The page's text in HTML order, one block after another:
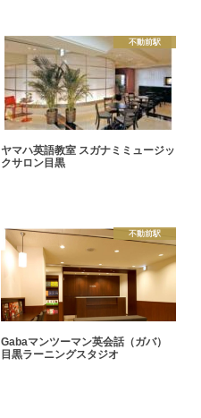
不動前駅
ヤマハ英語教室 スガナミミュージッ
クサロン目黒
不動前駅
Gabaマンツーマン英会話（ガバ）
目黒ラーニングスタジオ